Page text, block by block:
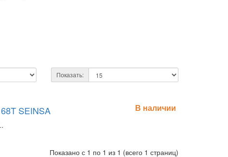
Показать:
SEINSA В наличии
Показано с 1 по 1 из 1 (всего 1 страниц)